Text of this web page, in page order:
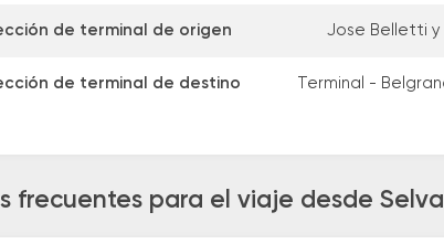
de terminal de origen Jose Belletti y
de terminal de destino Terminal -
frecuentes para el viaje desde